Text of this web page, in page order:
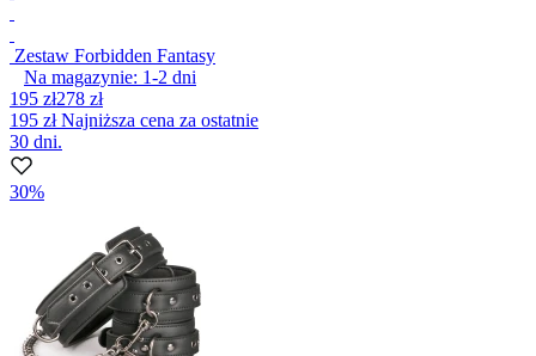
Zestaw Forbidden Fantasy
Na magazynie: 1-2 dni
195 zł278 zł
195 złNajniższa cena za ostatnie
30 dni.
30%